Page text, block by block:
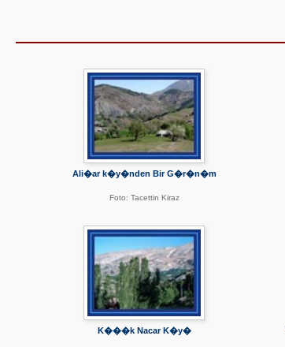
Ali�ar k�y�nden Bir G�r�n�m
Foto: Tacettin Kiraz
K���k Nacar K�y�